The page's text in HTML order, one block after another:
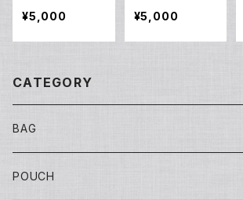
（ダブルリング）
¥5,000
レス
¥5,000
CATEGORY
BAG
Tote
POUCH